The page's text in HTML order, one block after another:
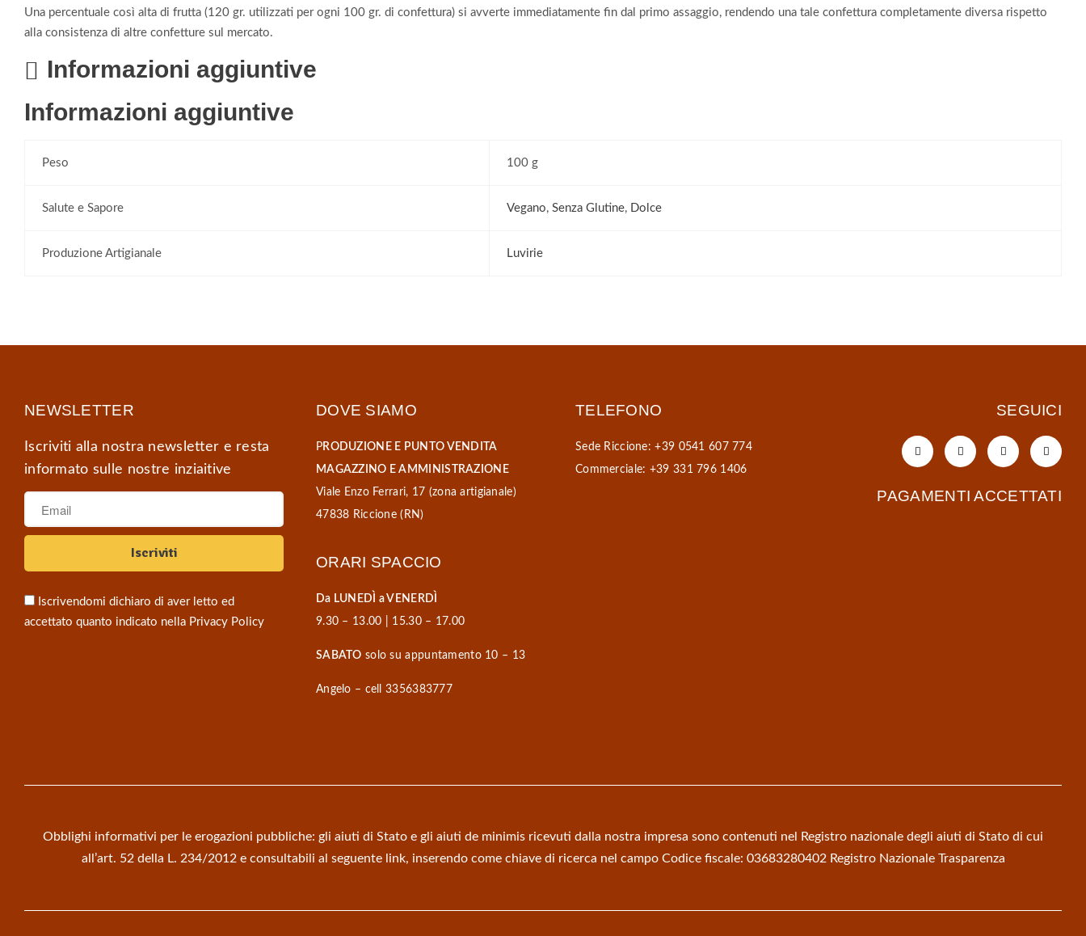
Una percentuale così alta di frutta (120 gr. utilizzati per ogni 100 gr. di confettura) si avverte immediatamente fin dal primo assaggio, rendendo una tale confettura completamente diversa rispetto
alla consistenza di altre confetture sul mercato.
Informazioni aggiuntive
Informazioni aggiuntive
Peso 100 g
Salute e Sapore Vegano,Senza Glutine, Dolce
Produzione Artigianale Luvirie
NEWSLETTER
Iscriviti alla nostra newsletter e resta
informato sulle nostre inziaitive
Iscrivendomi dichiaro di aver letto ed
accettato quanto indicato nella Privacy Policy
DOVE SIAMO
PRODUZIONE E PUNTO VENDITA
MAGAZZINO E AMMINISTRAZIONE
Viale Enzo Ferrari, 17 (zona artigianale)
47838 Riccione (RN)
ORARI SPACCIO
Da LUNEDÌ a VENERDÌ
9.30 – 13.00 | 15.30 – 17.00
SABATO solo su appuntamento 10 – 13
Angelo – cell 3356383777
TELEFONO
Sede Riccione: +39 0541 607 774
Commerciale: +39 331 796 1406
SEGUICI
PAGAMENTI ACCETTATI
Obblighi informativi per le erogazioni pubbliche: gli aiuti di Stato e gli aiuti de minimis ricevuti dalla nostra impresa sono contenuti nel Registro nazionale degli aiuti di Stato di cui
all’art. 52 della L. 234/2012 e consultabili al seguente link, inserendo come chiave di ricerca nel campo Codice fiscale: 03683280402 Registro Nazionale Trasparenza